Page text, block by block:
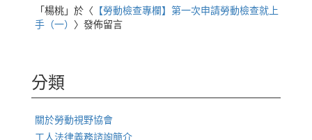
「楊桃」於〈 【勞動檢查專欄】第一次申請勞動檢查就上
手（一） 〉發佈留言
分類
關於勞動視野協會
工人法律義務諮詢簡介